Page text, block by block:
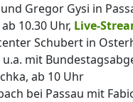
Gregor Gysi in
10.30 Uhr, Live-
Schubert in
mit
ab 10 Uhr
bei Passau mit